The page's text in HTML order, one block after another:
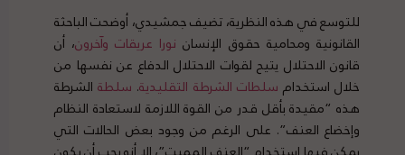
للتوسع في هذه النظرية، تضيف جمشيدي، أوضحت الباحثة
القانونية ومحامية حقوق الإنسان نورا عريقات وآخرون، أن
قانون الاحتلال يتيح لقوات الاحتلال الدفاع عن نفسها من
خلال استخدام سلطات الشرطة التقليدية. سلطةالشرطة
هذه “مقيدة بأقل قدر من القوة اللازمة لاستعادة النظام
وإخضاع العنف”. على الرغم من وجود بعض الحالات التي